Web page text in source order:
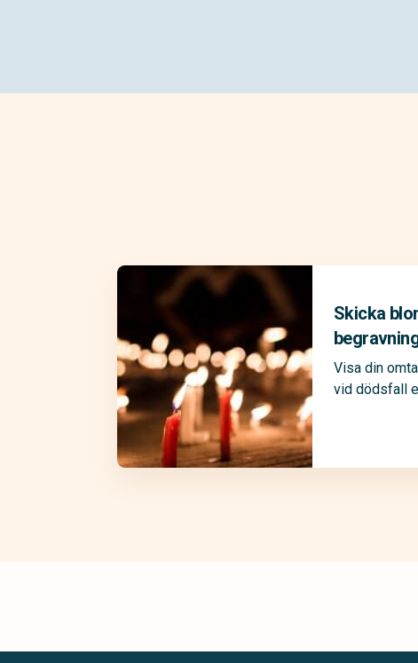
Skicka
Visa din
vid dödsfall